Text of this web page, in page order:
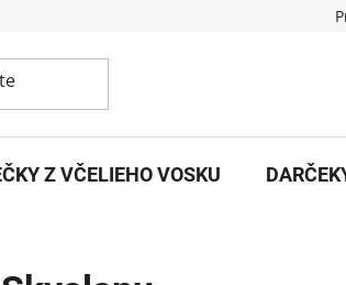
Z VČELIEHO VOSKU